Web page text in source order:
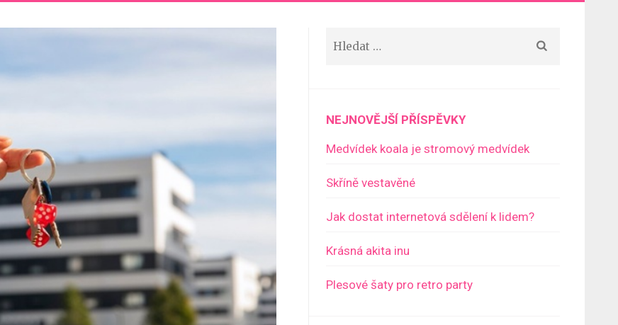
NEJNOVĚJŠÍ PŘÍSPĚVKY
Medvídek koala je stromový medvídek
Skříně vestavěné
Jak dostat internetová sdělení k lidem?
Krásná akita inu
Plesové šaty pro retro party